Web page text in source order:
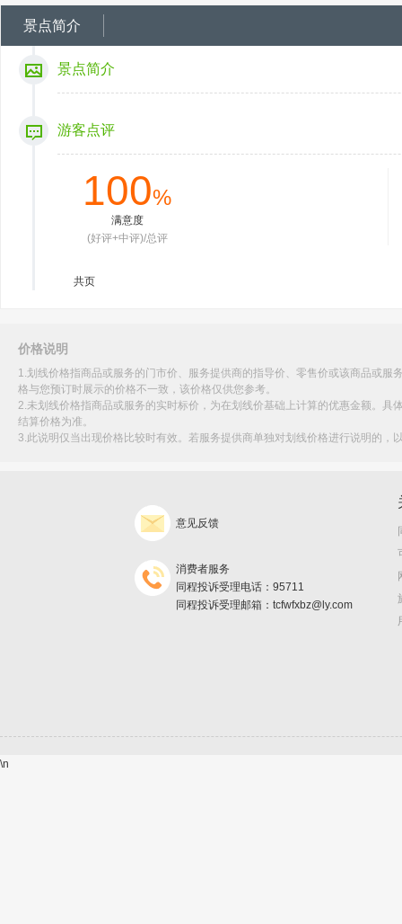
景点简介
景点简介
游客点评
100%
满意度
(好评+中评)/总评
共页
价格说明
1.划线价格指商品或服务的门市价、服务提供商的指导价、零售价或该商品或
格与您预订时展示的价格不一致，该价格仅供您参考。
2.未划线价格指商品或服务的实时标价，为在划线价基础上计算的优惠金额。
结算价格为准。
3.此说明仅当出现价格比较时有效。若服务提供商单独对划线价格进行说明的
意见反馈
消费者服务
同程投诉受理电话：95711
同程投诉受理邮箱：tcfwfxbz@ly.com
\n